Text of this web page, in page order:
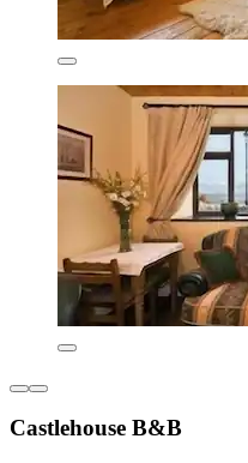
Castlehouse B&B